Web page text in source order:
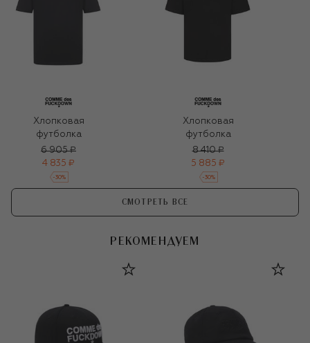
Хлопковая
футболка
6 905 ₽
4 835 ₽
-30%
Хлопковая
футболка
8 410 ₽
5 885 ₽
-30%
СМОТРЕТЬ ВСЕ
РЕКОМЕНДУЕМ